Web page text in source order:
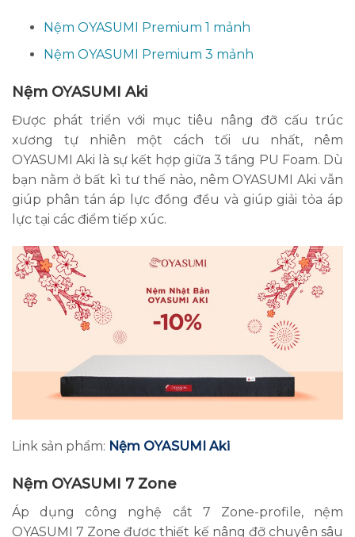
Nệm OYASUMI Premium 1 mảnh
Nệm OYASUMI Premium 3 mảnh
Nệm OYASUMI Aki
Được phát triển với mục tiêu nâng đỡ cấu trúc
xương tự nhiên một cách tối ưu nhất, nêm
OYASUMI Aki là sự kết hợp giữa 3 tầng PU Foam. Dù
bạn nằm ở bất kì tư thế nào, nêm OYASUMI Aki vẫn
giúp phân tán áp lực đồng đều và giúp giải tỏa áp
lực tại các điểm tiếp xúc.
Link sản phẩm: Nệm OYASUMI Aki
Nệm OYASUMI 7 Zone
Áp dụng công nghệ cắt 7 Zone-profile, nệm
OYASUMI 7 Zone được thiết kế nâng đỡ chuyên sâu